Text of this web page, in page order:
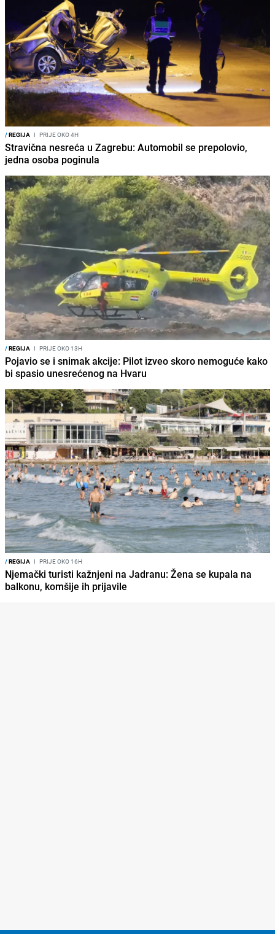
/REGIJA I PRIJE OKO 4H
Stravična nesreća u Zagrebu: Automobil se prepolovio,
jedna osoba poginula
/REGIJA I PRIJE OKO 13H
Pojavio se i snimak akcije: Pilot izveo skoro nemoguće kako
bi spasio unesrećenog na Hvaru
/REGIJA I PRIJE OKO 16H
Njemački turisti kažnjeni na Jadranu: Žena se kupala na
balkonu, komšije ih prijavile